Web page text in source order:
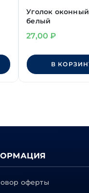
Уголок оконный
белый
27,00₽
В
оферты